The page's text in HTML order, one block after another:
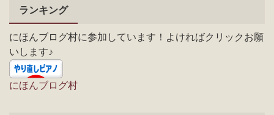
ランキング
にほんブログ村に参加しています！よければクリックお願
いします♪
にほんブログ村